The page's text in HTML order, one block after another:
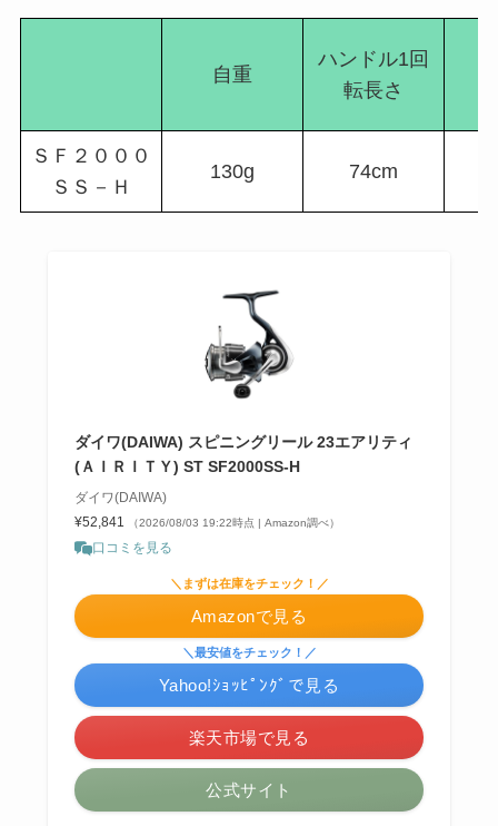
自重
ハンドル1回
転長さ
ＳＦ２０００
ＳＳ－Ｈ
130g 74cm
ダイワ(DAIWA) スピニングリール 23エアリティ
(ＡＩＲＩＴＹ) ST SF2000SS-H
ダイワ(DAIWA)
¥52,841
（2026/08/03 19:22時点 | Amazon調べ）
口コミを見る
＼まずは在庫をチェック！／
Amazonで見る
楽天市場で見る
＼最安値をチェック！／
Yahoo!ｼｮｯﾋﾟﾝｸﾞで見る
公式サイト